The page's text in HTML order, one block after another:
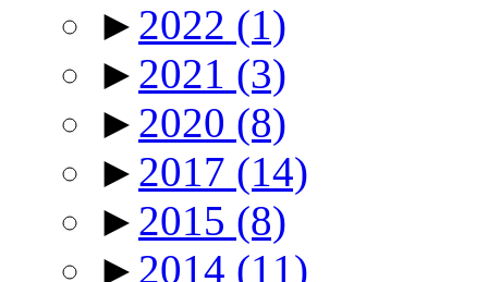
► 2022 (1)
► 2021 (3)
► 2020 (8)
► 2017 (14)
► 2015 (8)
► 2014 (11)